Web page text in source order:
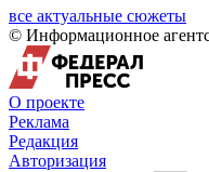
все актуальные сюжеты
© Информационное
О проекте
Реклама
Редакция
Авторизация